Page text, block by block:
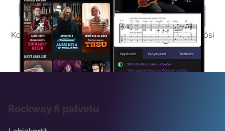
Kokeile Ilmaiseksi
Kokeilemalla ilmaiseksi saat koko sisältömme käyttöösi
viikon ajaksi.
Rockway.fi palvelu